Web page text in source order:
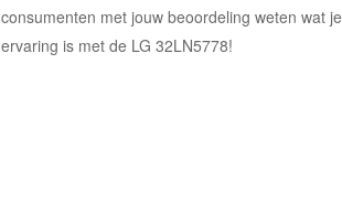
consumenten met jouw beoordeling weten wat je
ervaring is met de LG 32LN5778!